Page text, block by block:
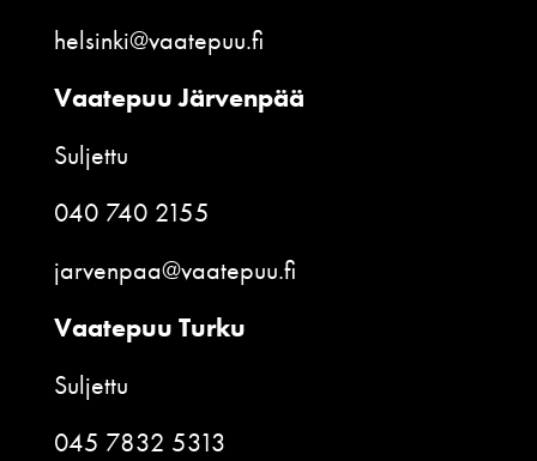
helsinki@vaatepuu.fi
Vaatepuu Järvenpää
Suljettu
040 740 2155
jarvenpaa@vaatepuu.fi
Vaatepuu Turku
Suljettu
045 7832 5313